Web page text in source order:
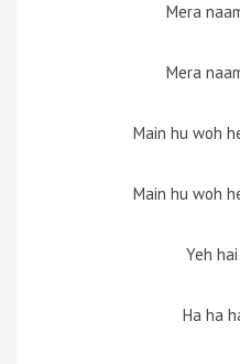
Mera
Mera
Main hu woh
Main hu woh
Yeh
Ha ha